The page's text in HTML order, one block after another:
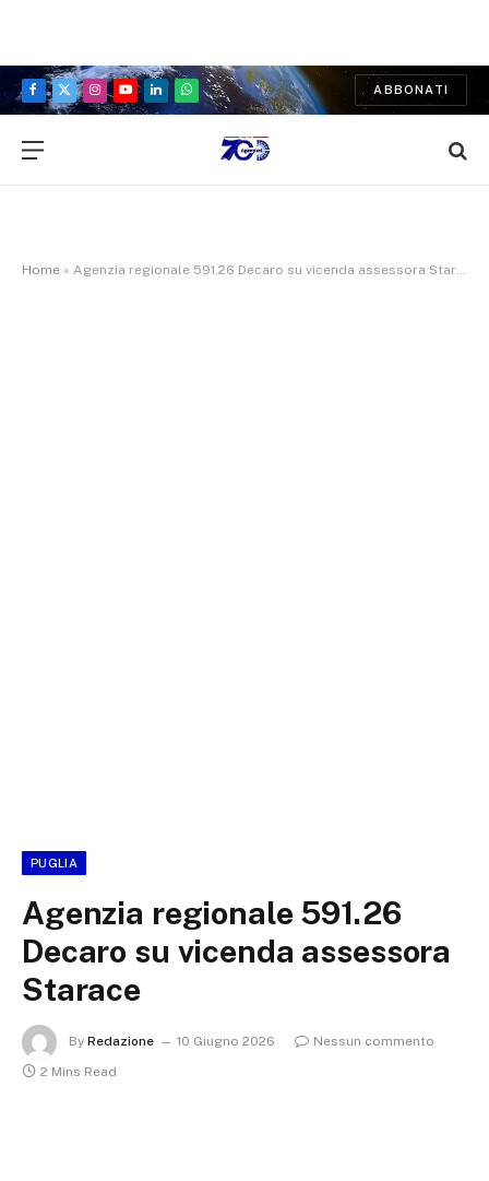
Facebook
X
Instagram
YouTubeLinkedInWhatsApp
ABBONATI
Home » Agenzia regionale 591.26 Decaro su vicenda assessora Starace
PUGLIA
Agenzia regionale 591.26
Decaro su vicenda assessora
Starace
By Redazione 10 Giugno 2026
Nessun commento
2 Mins Read